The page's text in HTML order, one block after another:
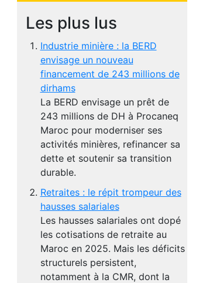
Les plus lus
Industrie minière : la BERD
envisage un nouveau
financement de 243 millions de
dirhams
La BERD envisage un prêt de
243 millions de DH à Procaneq
Maroc pour moderniser ses
activités minières, refinancer sa
dette et soutenir sa transition
durable.
Retraites : le répit trompeur des
hausses salariales
Les hausses salariales ont dopé
les cotisations de retraite au
Maroc en 2025. Mais les déficits
structurels persistent,
notamment à la CMR, dont la